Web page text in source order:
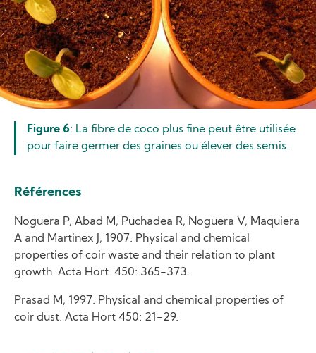
Figure 6: La fibre de coco plus fine peut être utilisée
pour faire germer des graines ou élever des semis.
Références
Noguera P, Abad M, Puchadea R, Noguera V, Maquiera
A and Martinex J, 1907. Physical and chemical
properties of coir waste and their relation to plant
growth. Acta Hort. 450: 365-373.
Prasad M, 1997. Physical and chemical properties of
coir dust. Acta Hort 450: 21-29.